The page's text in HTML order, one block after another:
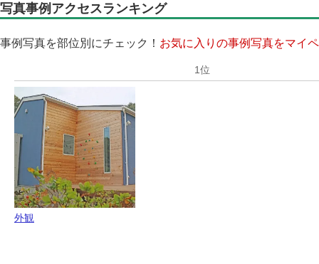
写真事例アクセスランキング
事例写真を部位別にチェック！ お気に入りの事例写真をマイ
外観